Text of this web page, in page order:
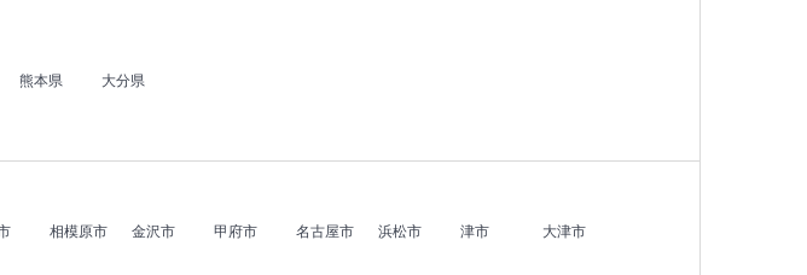
熊本県
大分県
相模原市 金沢市 甲府市 名古屋市 浜松市 津市
大津市